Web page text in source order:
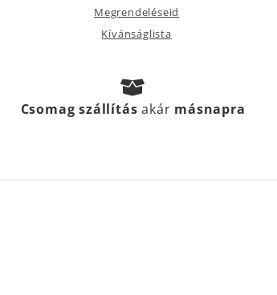
Megrendeléseid
Kívánságlista
Csomag szállításakár másnapra